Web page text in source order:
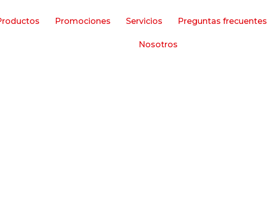
Promociones Servicios Preguntas frecuentes
Nosotros